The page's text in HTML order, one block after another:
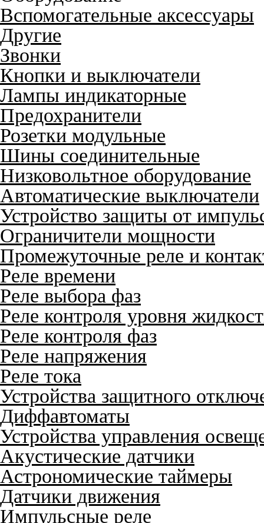
Вспомогательные аксессуары
Другие
Звонки
Кнопки и выключатели
Лампы индикаторные
Предохранители
Розетки модульные
Шины соединительные
Низковольтное оборудование
Автоматические выключатели
Устройство защиты от
Ограничители мощности
Промежуточные реле и
Реле времени
Реле выбора фаз
Реле контроля уровня
Реле контроля фаз
Реле напряжения
Реле тока
Устройства защитного
Диффавтоматы
Устройства управления
Акустические датчики
Астрономические таймеры
Датчики движения
Импульсные реле